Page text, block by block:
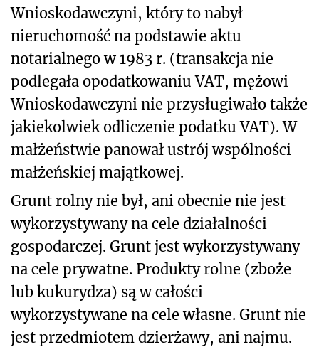
Wnioskodawczyni, który to nabył
nieruchomość na podstawie aktu
notarialnego w 1983 r. (transakcja nie
podlegała opodatkowaniu VAT, mężowi
Wnioskodawczyni nie przysługiwało także
jakiekolwiek odliczenie podatku VAT). W
małżeństwie panował ustrój wspólności
małżeńskiej majątkowej.
Grunt rolny nie był, ani obecnie nie jest
wykorzystywany na cele działalności
gospodarczej. Grunt jest wykorzystywany
na cele prywatne. Produkty rolne (zboże
lub kukurydza) są w całości
wykorzystywane na cele własne. Grunt nie
jest przedmiotem dzierżawy, ani najmu.